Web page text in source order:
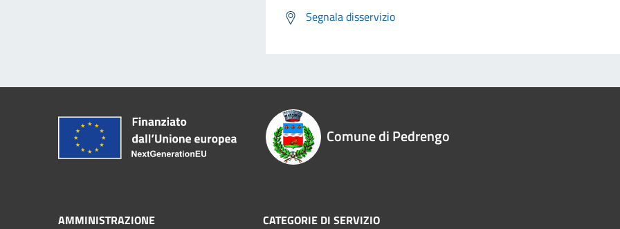
Segnala disservizio
Comune di Pedrengo
AMMINISTRAZIONE CATEGORIE DI SERVIZIO